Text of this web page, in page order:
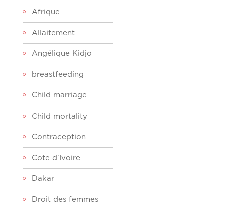
Afrique
Allaitement
Angélique Kidjo
breastfeeding
Child marriage
Child mortality
Contraception
Cote d'Ivoire
Dakar
Droit des femmes